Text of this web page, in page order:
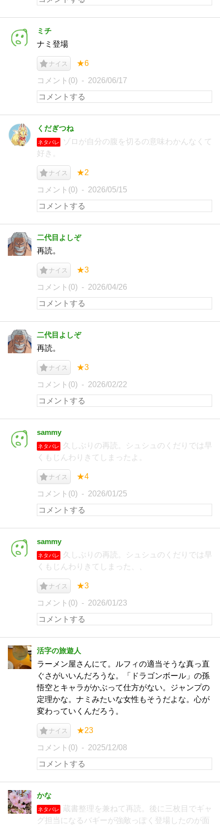
ミチ
ナミ登場
ナイス ★6
コメント(0) 2026/06/17
くだぎつね
ネタバレ
ゾロが自分の腹を切るの意味わかんなくて
好き。
ナイス ★2
コメント(0) 2026/05/15
二代目よしぞ
再読。
ナイス ★3
コメント(0) 2026/04/26
二代目よしぞ
再読。
ナイス ★3
コメント(0) 2026/02/22
sammy
ネタバレ
久しぶりの再読。シュシュのくだりでは早
くもじんわりきてしまったよ。
ナイス ★4
コメント(0) 2026/01/25
sammy
ネタバレ
久しぶりの再読。シュシュのくだりでは早
くもじんわりきてしまった、、
ナイス ★3
コメント(0) 2026/01/23
活字の旅遊人
ラーメン屋さんにて。ルフィの適当そうな真っ直
ぐさがいいんだろうな。「ドラゴンボール」の孫
悟空とキャラがかぶって仕方がない。ジャンプの
定理かな。ナミみたいな女性もそうだよな。心が
変わっていくんだろう。
ナイス ★23
コメント(0) 2025/12/08
かな
ネタバレ
蔵書整理を兼ねて再読。後に三枚目でギャ
グ担当になるバギーが強敵っぽく登場したのが面